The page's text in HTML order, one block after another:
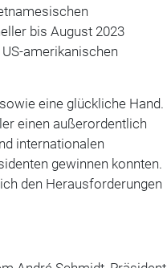
bis August 2023
amerikanischen
eine glückliche Hand.
einen außerordentlich
internationalen
gewinnen konnten.
den Herausforderungen